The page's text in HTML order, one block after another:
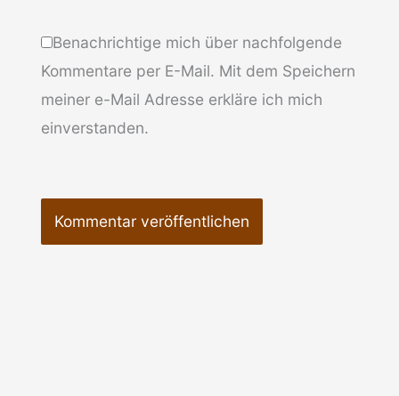
Benachrichtige mich über nachfolgende
Kommentare per E-Mail. Mit dem Speichern
meiner e-Mail Adresse erkläre ich mich
einverstanden.